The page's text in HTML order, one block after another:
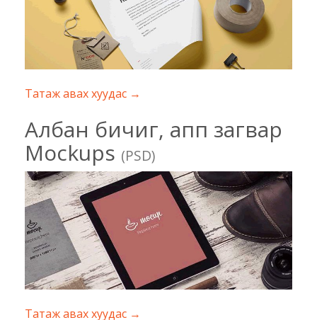
Татаж авах хуудас →
Албан бичиг, апп загвар
Mockups (PSD)
Татаж авах хуудас →